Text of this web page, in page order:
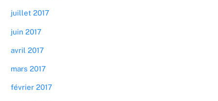
juillet 2017
juin 2017
avril 2017
mars 2017
février 2017